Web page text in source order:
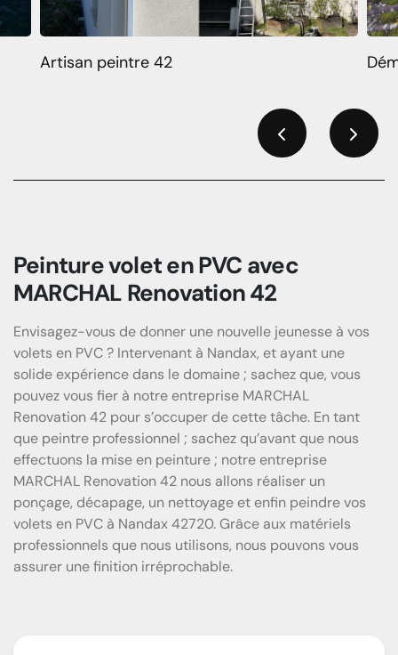
Artisan peintre 42
Peinture volet en PVC avec
MARCHAL Renovation 42
Envisagez-vous de donner une nouvelle jeunesse à vos
volets en PVC ? Intervenant à Nandax, et ayant une
solide expérience dans le domaine ; sachez que, vous
pouvez vous fier à notre entreprise MARCHAL
Renovation 42 pour s’occuper de cette tâche. En tant
que peintre professionnel ; sachez qu’avant que nous
effectuons la mise en peinture ; notre entreprise
MARCHAL Renovation 42 nous allons réaliser un
ponçage, décapage, un nettoyage et enfin peindre vos
volets en PVC à Nandax 42720. Grâce aux matériels
professionnels que nous utilisons, nous pouvons vous
assurer une finition irréprochable.